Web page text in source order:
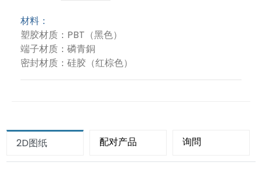
材料：
塑胶材质：PBT（黑色）
端子材质：磷青銅
密封材质：硅胶（红棕色）
2D图纸 配对产品 询問